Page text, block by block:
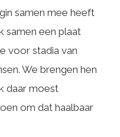
samen mee heeft
samen een plaat
voor stadia van
We brengen hen
daar moest
om dat haalbaar